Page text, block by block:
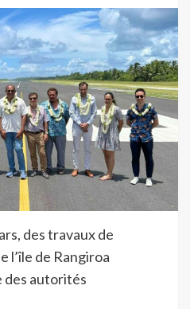
des travaux de
l’île de Rangiroa
des autorités